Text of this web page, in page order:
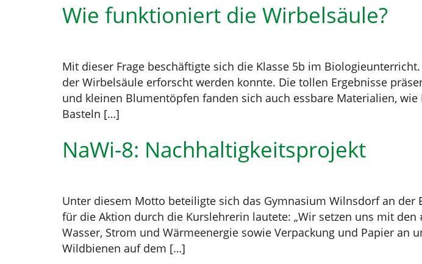
Wie funktioniert die Wirbelsäule?
Mit dieser Frage beschäftigte sich die Klasse 5b im
der Wirbelsäule erforscht werden konnte. Die tollen Ergebnisse
und kleinen Blumentöpfen fanden sich auch essbare Materialien,
Basteln […]
NaWi-8: Nachhaltigkeitsprojekt
Unter diesem Motto beteiligte sich das Gymnasium Wilnsdorf an
für die Aktion durch die Kurslehrerin lautete: „Wir setzen uns mit
Wasser, Strom und Wärmeenergie sowie Verpackung und Papier
Wildbienen auf dem […]